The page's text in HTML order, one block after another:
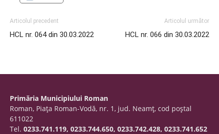
Articolul precedent
HCL nr. 064 din 30.03.2022
Articolul următor
HCL nr. 066 din 30.03.2022
Primăria Municipiului Roman
Roman, Piaţa Roman-Vodă, nr. 1, jud. Neamţ, cod poştal
611022
Tel. 0233.741.119, 0233.744.650, 0233.742.428, 0233.741.652